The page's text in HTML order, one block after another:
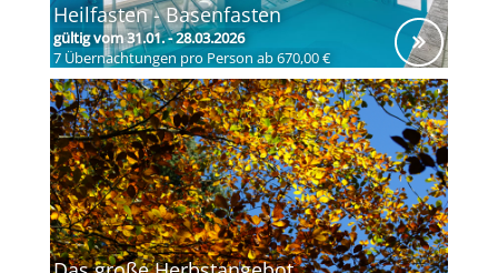
Heilfasten - Basenfasten
gültig vom 31.01. - 28.03.2026
7 Übernachtungen pro Person ab 670,00 €